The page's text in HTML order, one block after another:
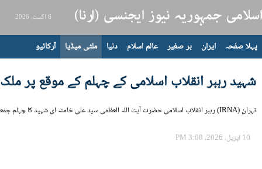
6 اگست، 2026
پہلا صفحہ ایران بر صغیر عالم اسلام دنیا ملٹی میڈیا آرکائیو
شہید رہبر انقلاب اسلامی کے چہلم کے موقع پر
تہران (IRNA) رہبر انقلاب اسلامی حضرت آیت اللہ العظمی سید علی خامنہ ای شہید کا چہلم جمعرات 9 اپریل کو منایا گيا ، اس موقع پر ایران بھر میں عزاداری کے بڑے بڑے اجتماعات منعقد ہوئے۔ ایران کے جنوبی شہر اہواز میں ہونے والے ایک اجتماع کی تصویری جھلکیاں
10 اپریل، 2026، 3:08 PM